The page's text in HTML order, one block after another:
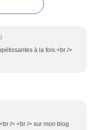
à la fois.<br />
/> <br /> sur mon blog